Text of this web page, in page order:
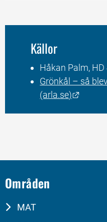
Källor
Håkan Palm,
Grönkål – så
(arla.se)
Områden
MAT